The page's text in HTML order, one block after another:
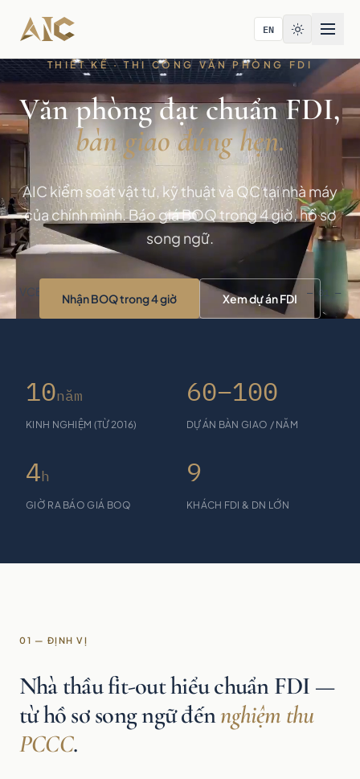
Bỏ qua tới nội dung
EN
THIẾT KẾ · THI CÔNG VĂN PHÒNG FDI
Văn phòng đạt chuẩn FDI,
bàn giao đúng hẹn.
AIC kiểm soát vật tư, kỹ thuật và QC tại nhà máy
của chính mình. Báo giá BOQ trong 4 giờ, hồ sơ
song ngữ.
Nhận BOQ trong 4 giờ Xem dự án FDI
VCBS · Tòa nhà Bitexco · TP.HCM — 01 —
10năm
KINH NGHIỆM (TỪ 2016)
60–100
DỰ ÁN BÀN GIAO / NĂM
4h
GIỜ RA BÁO GIÁ BOQ
9
KHÁCH FDI & DN LỚN
01 — ĐỊNH VỊ
Nhà thầu fit-out hiểu chuẩn FDI —
từ hồ sơ song ngữ đếnnghiệm thu
PCCC.